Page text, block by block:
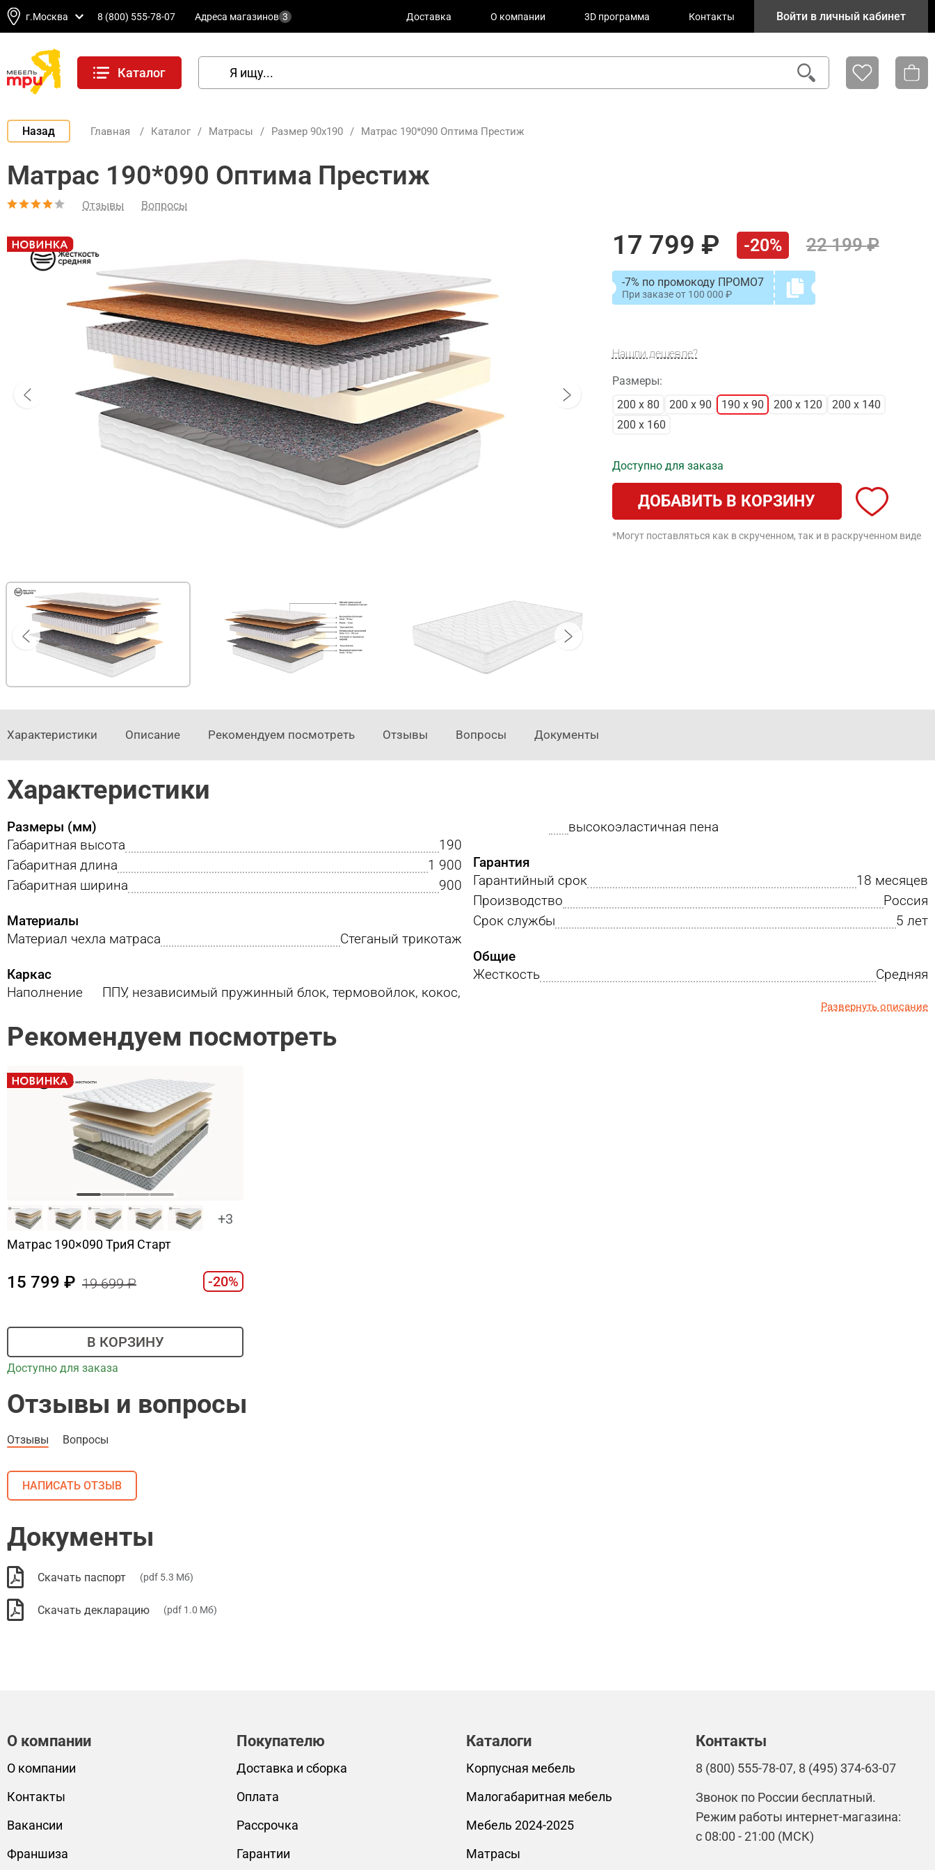
г.Москва 8 (800) 555-78-07 Адреса магазинов 3 Доставка О компании 3D программа Контакты Войти в личный кабинет
Каталог
Назад Главная / Каталог / Матрасы / Размер 90х190 / Матрас 190*090 Оптима Престиж
Матрас 190*090 Оптима Престиж
Отзывы Вопросы
17 799 -20% 22 199
-7% по промокоду ПРОМО7
При заказе от 100 000
Нашли дешевле?
Размеры:
200 x 80
200 x 90 190 x 90 200 x 120
200 x 140
200 x 160
Доступно для заказа
ДОБАВИТЬ В КОРЗИНУ
*Могут поставляться как в скрученном, так и в раскрученном виде
Характеристики Описание Рекомендуем посмотреть Отзывы Вопросы Документы
Характеристики
Размеры (мм)
Габаритная высота
190
Габаритная длина
1 900
Габаритная ширина
900
Материалы
Материал чехла матраса
Стеганый трикотаж
Каркас
Наполнение
ППУ, независимый пружинный блок, термовойлок, кокос,
высокоэластичная пена
Гарантия
Гарантийный срок
18 месяцев
Производство
Россия
Срок службы
5 лет
Общие
Жесткость
Средняя
Развернуть описание
Рекомендуем посмотреть
+3
Матрас 190×090 ТриЯ Старт
15 799 19 699 -20%
В КОРЗИНУ
Доступно для заказа
Отзывы и вопросы
Отзывы Вопросы
НАПИСАТЬ ОТЗЫВ
Документы
Скачать паспорт (pdf 5.3 Мб)
Скачать декларацию (pdf 1.0 Мб)
О компании
О компании
Контакты
Вакансии
Франшиза
Покупателю
Доставка и сборка
Оплата
Рассрочка
Гарантии
Каталоги
Корпусная мебель
Малогабаритная мебель
Мебель 2024-2025
Матрасы
Контакты
8 (800) 555-78-07, 8 (495) 374-63-07
Звонок по России бесплатный.
Режим работы интернет-магазина:
с 08:00 - 21:00 (МСК)